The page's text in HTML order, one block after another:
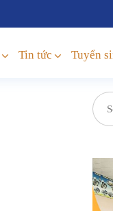
Tin tức Tuyển